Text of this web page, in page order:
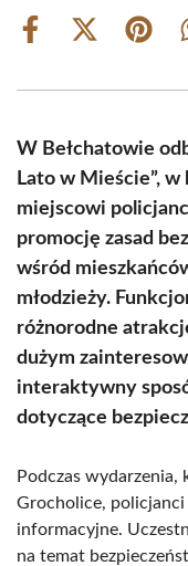
Share
Share
(Twitter)
Share
W Bełchatowie
Lato w Mieście”,
miejscowi
promocję zasad
wśród
młodzieży.
różnorodne
dużym
interaktywny
dotyczące
Podczas wydarzenia,
Grocholice,
informacyjne.
na temat